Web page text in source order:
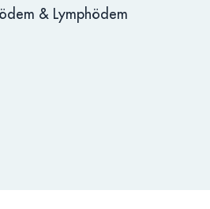
& Lymphödem